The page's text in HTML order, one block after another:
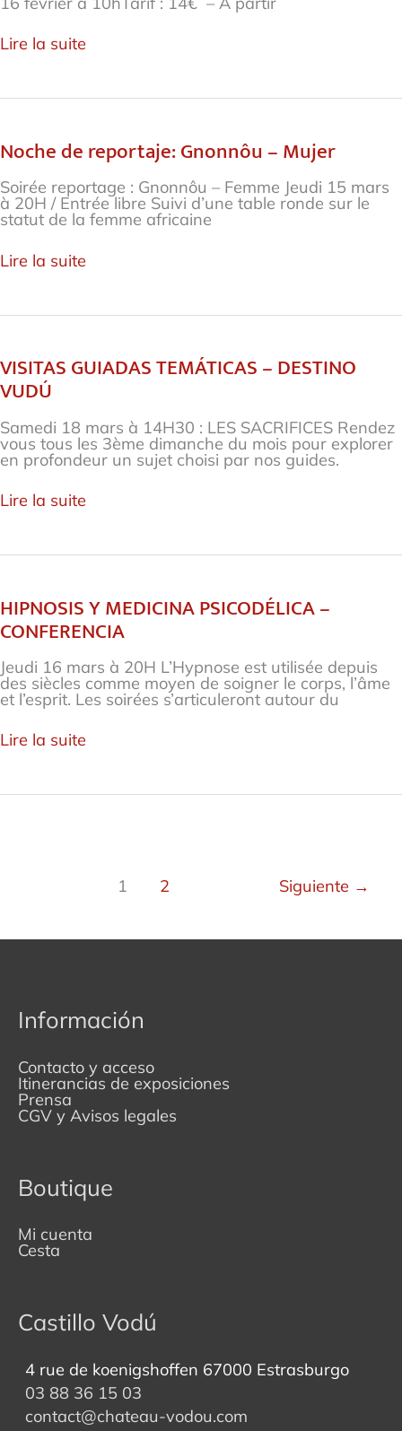
Lire la suite
Noche de reportaje: Gnonnôu – Mujer
Soirée reportage : Gnonnôu – Femme Jeudi 15 mars
à 20H / Entrée libre Suivi d’une table ronde sur le
statut de la femme africaine
Noche
de
reportaje:
Gnonnôu
–
Mujer
Lire la suite
VISITAS GUIADAS TEMÁTICAS – DESTINO
VUDÚ
Samedi 18 mars à 14H30 : LES SACRIFICES Rendez
vous tous les 3ème dimanche du mois pour explorer
en profondeur un sujet choisi par nos guides.
VISITAS
GUIADAS
TEMÁTICAS
DESTINO
VUDÚ
Lire la suite
HIPNOSIS Y MEDICINA PSICODÉLICA –
CONFERENCIA
Jeudi 16 mars à 20H L’Hypnose est utilisée depuis
des siècles comme moyen de soigner le corps, l’âme
et l’esprit. Les soirées s’articuleront autour du
HIPNOSIS
Y
MEDICINA
–
CONFERENCIA
Lire la suite
1 2 Siguiente →
Información
Contacto y acceso
Itinerancias de exposiciones
Prensa
CGV y Avisos legales
Boutique
Mi cuenta
Cesta
Castillo Vodú
4 rue de koenigshoffen 67000 Estrasburgo
03 88 36 15 03
contact@chateau-vodou.com